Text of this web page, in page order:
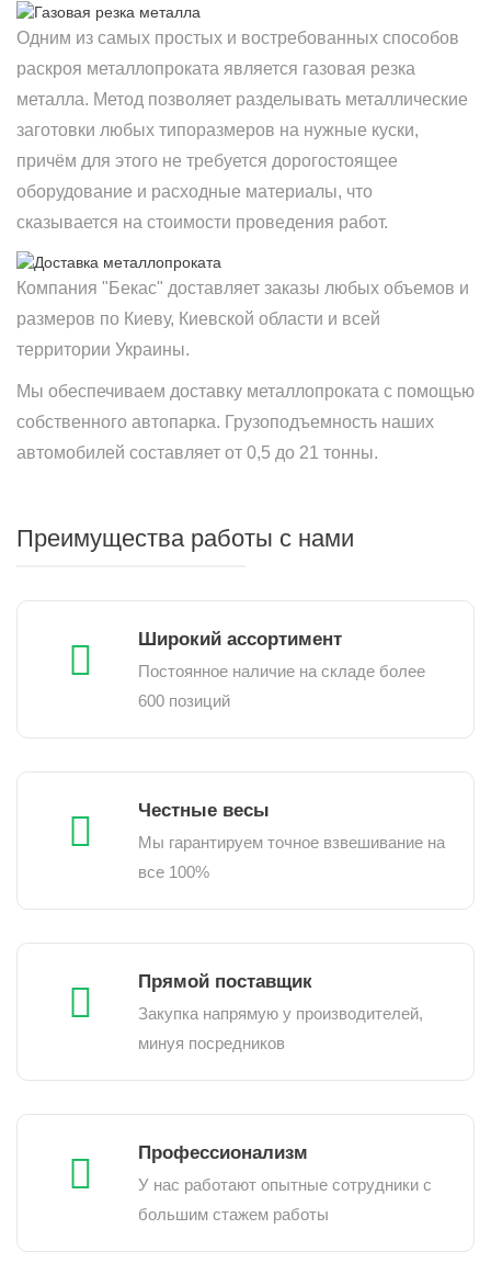
Одним из самых простых и востребованных способов
раскроя металлопроката является газовая резка
металла. Метод позволяет разделывать металлические
заготовки любых типоразмеров на нужные куски,
причём для этого не требуется дорогостоящее
оборудование и расходные материалы, что
сказывается на стоимости проведения работ.
Компания "Бекас" доставляет заказы любых объемов и
размеров по Киеву, Киевской области и всей
территории Украины.
Мы обеспечиваем доставку металлопроката с помощью
собственного автопарка. Грузоподъемность наших
автомобилей составляет от 0,5 до 21 тонны.
Преимущества работы с нами
Широкий ассортимент
Постоянное наличие на складе более
600 позиций
Честные весы
Мы гарантируем точное взвешивание на
все 100%
Прямой поставщик
Закупка напрямую у производителей,
минуя посредников
Профессионализм
У нас работают опытные сотрудники с
большим стажем работы